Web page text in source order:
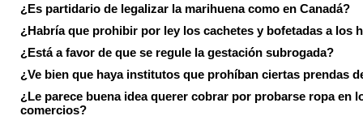
¿Es partidario de legalizar la marihuena como en Canadá?
¿Habría que prohibir por ley los cachetes y bofetadas a los
¿Está a favor de que se regule la gestación subrogada?
¿Ve bien que haya institutos que prohíban ciertas prendas
¿Le parece buena idea querer cobrar por probarse ropa en
comercios?